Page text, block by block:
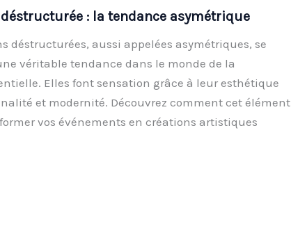
: la tendance asymétrique
déstructurées, aussi appelées asymétriques, se
véritable tendance dans le monde de la
Elles font sensation grâce à leur esthétique
et modernité. Découvrez comment cet élément
vos événements en créations artistiques